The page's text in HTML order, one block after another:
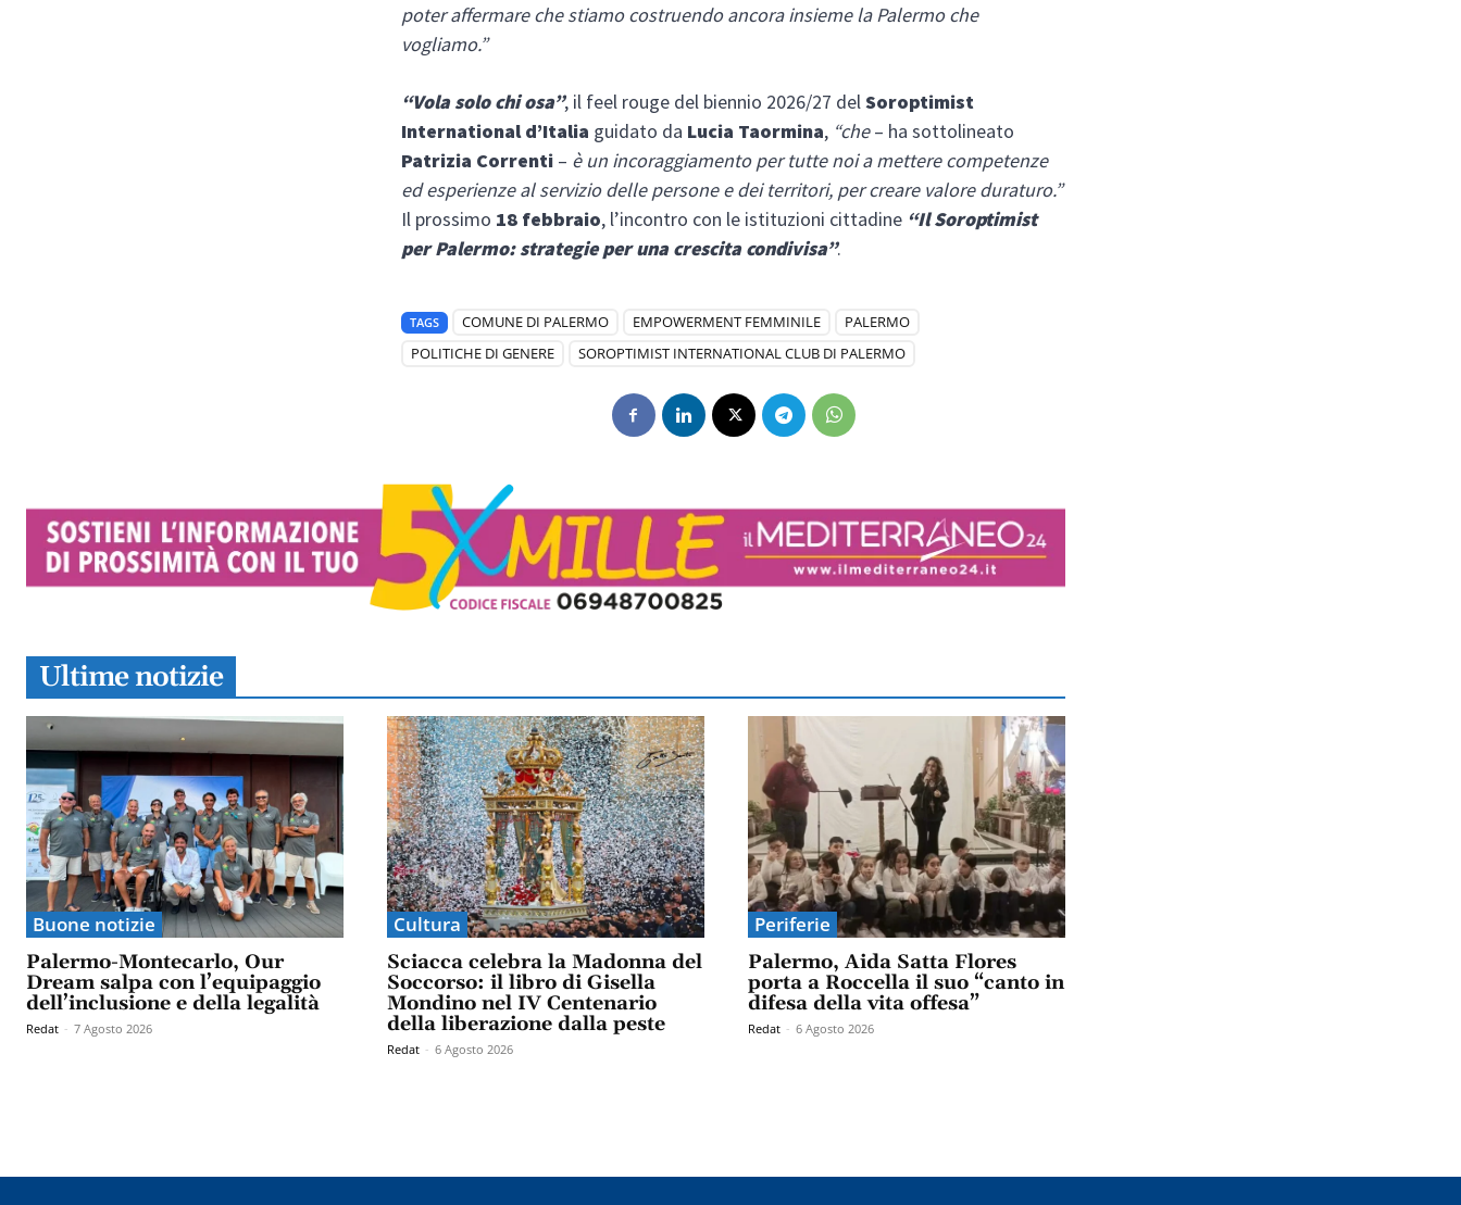
poter affermare che stiamo costruendo ancora insieme la Palermo che
vogliamo.”
“Vola solo chi osa”, il feel rouge del biennio 2026/27 delSoroptimist
International d’Italia guidato da Lucia Taormina, “che– ha sottolineato
Patrizia Correnti – è un incoraggiamento per tutte noi a mettere competenze
ed esperienze al servizio delle persone e dei territori, per creare valore duraturo.”
Il prossimo 18 febbraio, l’incontro con le istituzioni cittadine “Il Soroptimist
per Palermo: strategie per una crescita condivisa”.
TAGS COMUNE DI PALERMO EMPOWERMENT FEMMINILE
PALERMO
POLITICHE DI GENERE
SOROPTIMIST INTERNATIONAL CLUB DI PALERMO
Ultime notizie
Buone notizie
Palermo-Montecarlo, Our
Dream salpa con l’equipaggio
dell’inclusione e della legalità
Redat - 7 Agosto 2026
Cultura
Sciacca celebra la Madonna del
Soccorso: il libro di Gisella
Mondino nel IV Centenario
della liberazione dalla peste
Redat - 6 Agosto 2026
Periferie
Palermo, Aida Satta Flores
porta a Roccella il suo “canto in
difesa della vita offesa”
Redat - 6 Agosto 2026